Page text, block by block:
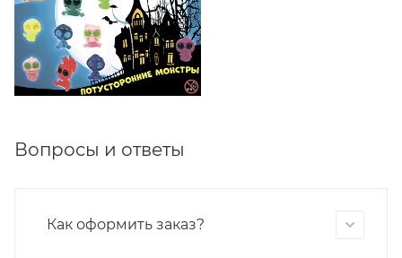
Вопросы и ответы
Как оформить заказ?